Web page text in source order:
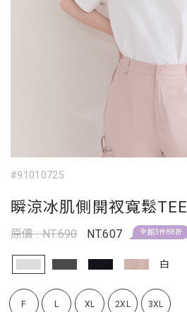
#91010725
瞬涼冰肌側開衩寬鬆TEE
原價 : NT.690 NT.607 全館3件88折
白
F L XL 2XL 3XL